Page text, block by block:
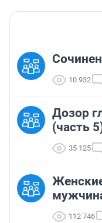
10 932
Дозор
(часть
35 125
112 746